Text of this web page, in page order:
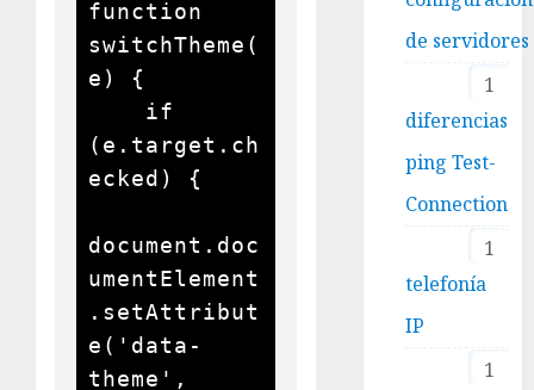
function
switchTheme(
e) {
(e.target.ch
ecked) {
document.doc
umentElement
.setAttribut
e('data-
theme',
de servidores
1
diferencias
ping Test-
Connection
1
telefonía
IP
1